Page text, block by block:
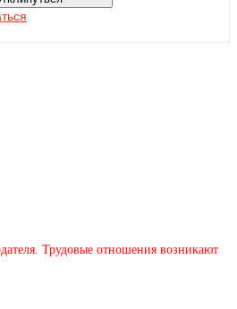
Трудовые отношения возникают